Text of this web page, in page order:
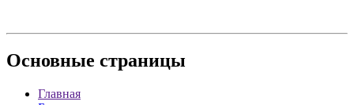
Основные страницы
Главная